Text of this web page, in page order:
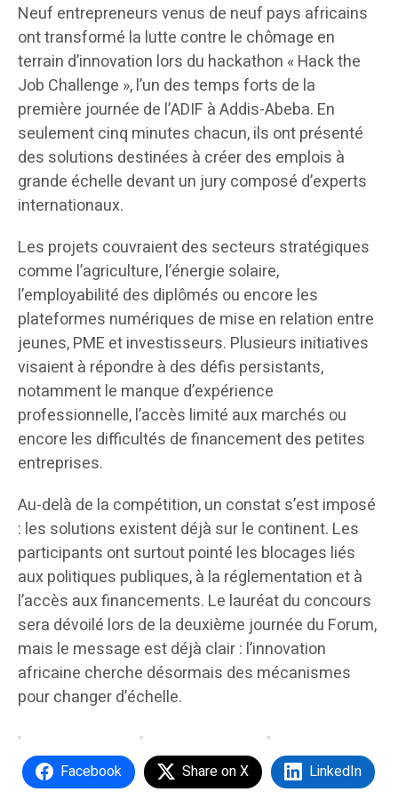
Neuf entrepreneurs venus de neuf pays africains
ont transformé la lutte contre le chômage en
terrain d’innovation lors du hackathon « Hack the
Job Challenge », l’un des temps forts de la
première journée de l’ADIF à Addis-Abeba. En
seulement cinq minutes chacun, ils ont présenté
des solutions destinées à créer des emplois à
grande échelle devant un jury composé d’experts
internationaux.
Les projets couvraient des secteurs stratégiques
comme l’agriculture, l’énergie solaire,
l’employabilité des diplômés ou encore les
plateformes numériques de mise en relation entre
jeunes, PME et investisseurs. Plusieurs initiatives
visaient à répondre à des défis persistants,
notamment le manque d’expérience
professionnelle, l’accès limité aux marchés ou
encore les difficultés de financement des petites
entreprises.
Au-delà de la compétition, un constat s’est imposé
: les solutions existent déjà sur le continent. Les
participants ont surtout pointé les blocages liés
aux politiques publiques, à la réglementation et à
l’accès aux financements. Le lauréat du concours
sera dévoilé lors de la deuxième journée du Forum,
mais le message est déjà clair : l’innovation
africaine cherche désormais des mécanismes
pour changer d’échelle.
Facebook Share on X LinkedIn